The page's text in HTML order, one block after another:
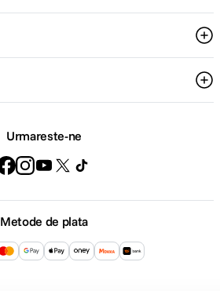
Urmareste-ne
Metode de plata